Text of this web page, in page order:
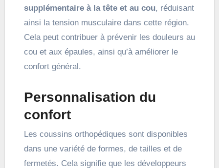
supplémentaire à la tête et au cou, réduisant
ainsi la tension musculaire dans cette région.
Cela peut contribuer à prévenir les douleurs au
cou et aux épaules, ainsi qu’à améliorer le
confort général.
Personnalisation du
confort
Les coussins orthopédiques sont disponibles
dans une variété de formes, de tailles et de
fermetés. Cela signifie que les développeurs